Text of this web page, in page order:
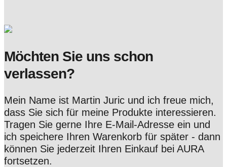
Möchten Sie uns schon
verlassen?
Mein Name ist Martin Juric und ich freue mich,
dass Sie sich für meine Produkte interessieren.
Tragen Sie gerne Ihre E-Mail-Adresse ein und
ich speichere Ihren Warenkorb für später - dann
können Sie jederzeit Ihren Einkauf bei AURA
fortsetzen.